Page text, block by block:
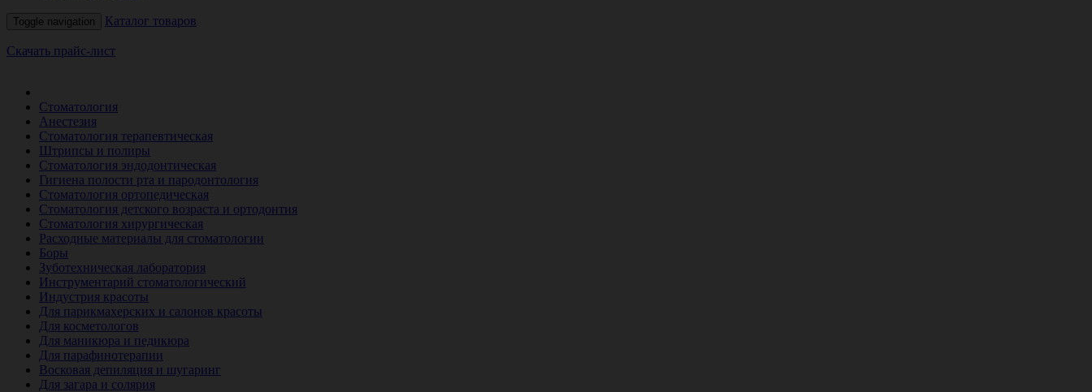
Toggle navigation Каталог товаров
Скачать прайс-лист
Стоматология
Анестезия
Стоматология терапевтическая
Штрипсы и полиры
Стоматология эндодонтическая
Гигиена полости рта и пародонтология
Стоматология ортопедическая
Стоматология детского возраста и ортодонтия
Стоматология хирургическая
Расходные материалы для стоматологии
Боры
Зуботехническая лаборатория
Инструментарий стоматологический
Индустрия красоты
Для парикмахерских и салонов красоты
Для косметологов
Для маникюра и педикюра
Для парафинотерапии
Восковая депиляция и шугаринг
Для загара и солярия